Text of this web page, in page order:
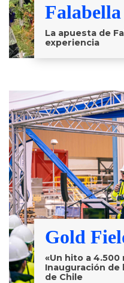
Falabella
La apuesta de
experiencia
Gold
«Un hito a
Inauguración de
de Chile